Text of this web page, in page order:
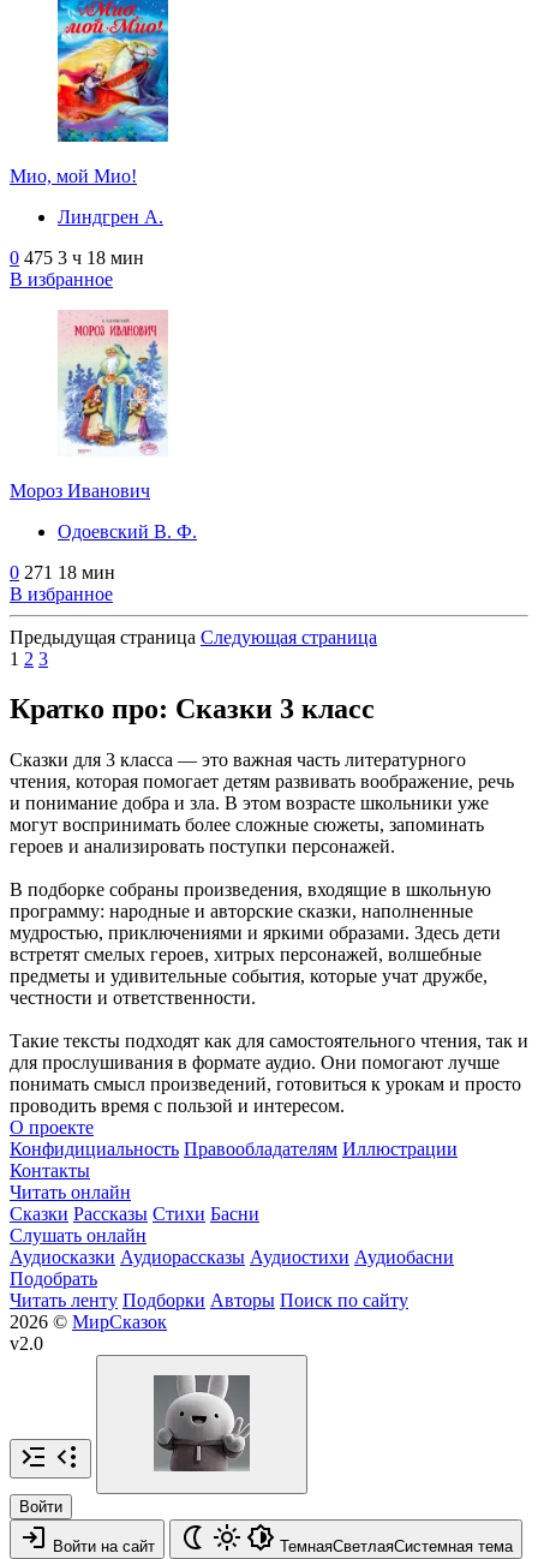
Мио, мой Мио!
Линдгрен А.
0 475 3 ч 18 мин
В избранное
Мороз Иванович
Одоевский В. Ф.
0 271 18 мин
В избранное
Предыдущая страница Следующая страница
1 2 3
Кратко про: Сказки 3 класс
Сказки для 3 класса — это важная часть литературного
чтения, которая помогает детям развивать воображение, речь
и понимание добра и зла. В этом возрасте школьники уже
могут воспринимать более сложные сюжеты, запоминать
героев и анализировать поступки персонажей.
В подборке собраны произведения, входящие в школьную
программу: народные и авторские сказки, наполненные
мудростью, приключениями и яркими образами. Здесь дети
встретят смелых героев, хитрых персонажей, волшебные
предметы и удивительные события, которые учат дружбе,
честности и ответственности.
Такие тексты подходят как для самостоятельного чтения, так и
для прослушивания в формате аудио. Они помогают лучше
понимать смысл произведений, готовиться к урокам и просто
проводить время с пользой и интересом.
О проекте
Конфидициальность Правообладателям Иллюстрации
Контакты
Читать онлайн
Сказки Рассказы Стихи Басни
Слушать онлайн
Аудиосказки Аудиорассказы Аудиостихи Аудиобасни
Подобрать
Читать ленту Подборки Авторы Поиск по сайту
2026 © МирСказок
v2.0
Войти
Войти на сайт ТемнаяСветлаяСистемная тема